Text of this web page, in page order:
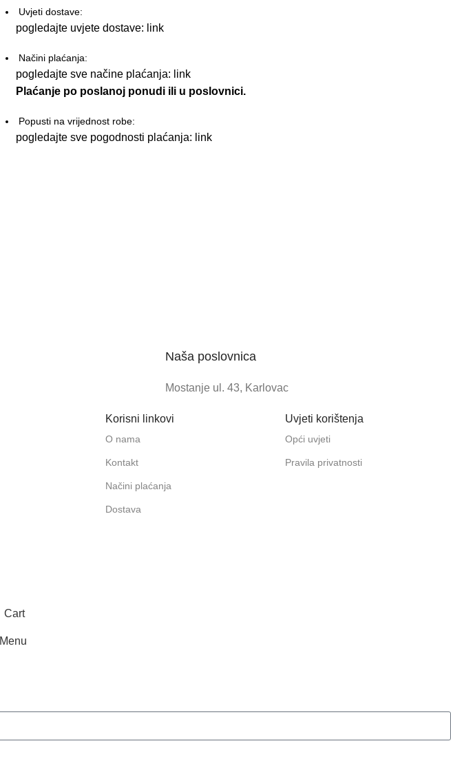
Uvjeti dostave:
pogledajte uvjete dostave: link
Načini plaćanja:
pogledajte sve načine plaćanja: link
Plaćanje po poslanoj ponudi ili u poslovnici.
Popusti na vrijednost robe:
pogledajte sve pogodnosti plaćanja: link
Naša poslovnica
Mostanje ul. 43, Karlovac
Korisni linkovi
O nama
Kontakt
Načini plaćanja
Dostava
Uvjeti korištenja
Opći uvjeti
Pravila privatnosti
Cart
Menu